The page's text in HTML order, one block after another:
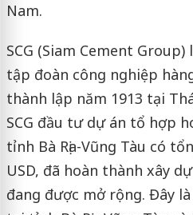
Nam.
SCG (Siam Cement
tập đoàn công nghiệp
thành lập năm 1913 tại
SCG đầu tư dự án tổ hợp
tỉnh Bà Rịa-Vũng Tàu có
USD, đã hoàn thành xây
đang được mở rộng. Đây